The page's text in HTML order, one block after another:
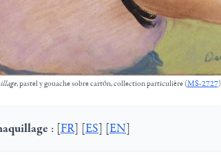
, pastel y gouache sobre cartón, collection particulière (MS-2727)
: [FR] [ES] [EN]